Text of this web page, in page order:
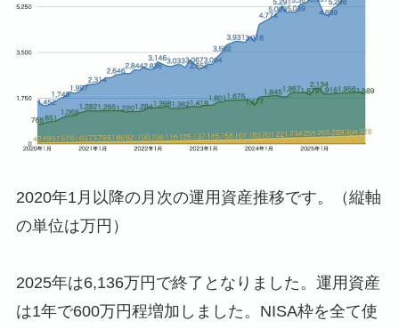
2020年1月以降の月次の運用資産推移です。（縦軸
の単位は万円）
2025年は6,136万円で終了となりました。運用資産
は1年で600万円程増加しました。NISA枠を全て使